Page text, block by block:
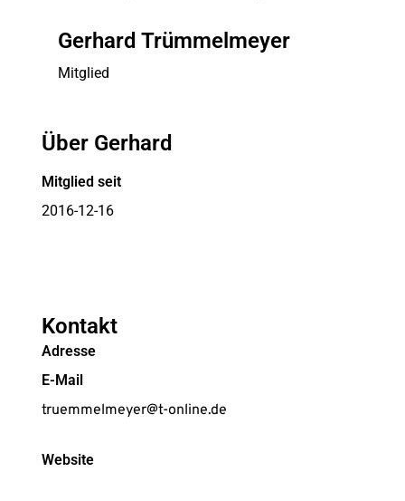
Gerhard Trümmelmeyer
Mitglied
Über Gerhard
Mitglied seit
2016-12-16
Kontakt
Adresse
E-Mail
truemmelmeyer@t-online.de
Website